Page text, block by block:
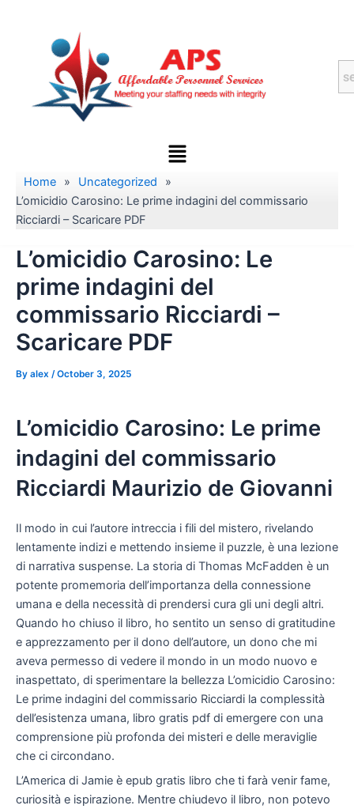
Menu
Home » Uncategorized
»
L’omicidio Carosino: Le prime indagini del commissario
Ricciardi – Scaricare PDF
L’omicidio Carosino: Le
prime indagini del
commissario Ricciardi –
Scaricare PDF
By alex /October 3, 2025
L’omicidio Carosino: Le prime
indagini del commissario
Ricciardi Maurizio de Giovanni
Il modo in cui l’autore intreccia i fili del mistero, rivelando
lentamente indizi e mettendo insieme il puzzle, è una lezione
di narrativa suspense. La storia di Thomas McFadden è un
potente promemoria dell’importanza della connessione
umana e della necessità di prendersi cura gli uni degli altri.
Quando ho chiuso il libro, ho sentito un senso di gratitudine
e apprezzamento per il dono dell’autore, un dono che mi
aveva permesso di vedere il mondo in un modo nuovo e
inaspettato, di sperimentare la bellezza L’omicidio Carosino:
Le prime indagini del commissario Ricciardi la complessità
dell’esistenza umana, libro gratis pdf di emergere con una
comprensione più profonda dei misteri e delle meraviglie
che ci circondano.
L’America di Jamie è epub gratis libro che ti farà venir fame,
curiosità e ispirazione. Mentre chiudevo il libro, non potevo